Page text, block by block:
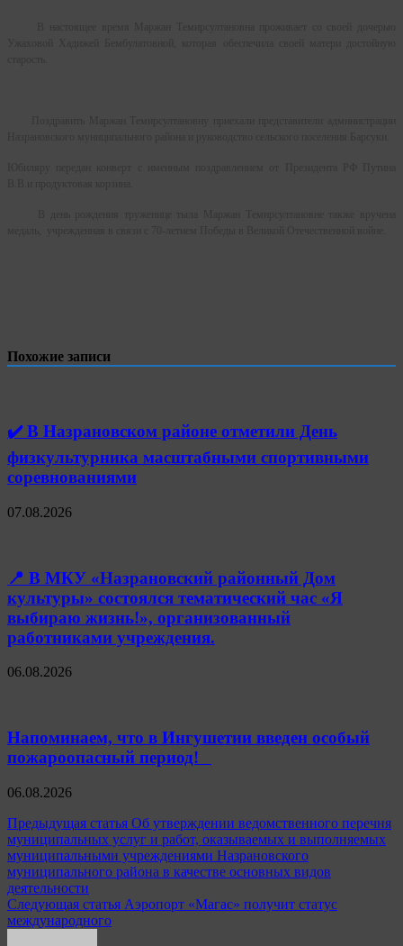
Похожие записи
✔️ В Назрановском районе отметили День
физкультурника масштабными спортивными
соревнованиями
07.08.2026
📍 В МКУ «Назрановский районный Дом
культуры» состоялся тематический час «Я
выбираю жизнь!», организованный
работниками учреждения.
06.08.2026
Напоминаем, что в Ингушетии введен особый
пожароопасный период!⁣⁣⠀
06.08.2026
Навигация
по
записям
Предыдущая статья Об утверждении ведомственного перечня
муниципальных услуг и работ, оказываемых и выполняемых
муниципальными учреждениями Назрановского
муниципального района в качестве основных видов
деятельности
Следующая статья Аэропорт «Магас» получит статус
международного